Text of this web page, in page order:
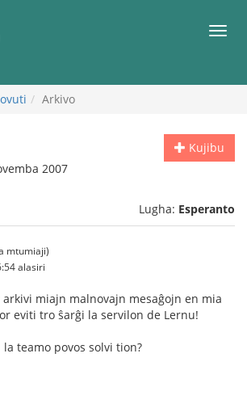
Arkivo
Kujibu
2007
Lugha: Esperanto
mtumiaji)
alasiri
miajn malnovajn mesaĝojn en mia
eviti tro ŝarĝi la servilon de Lernu!
teamo povos solvi tion?